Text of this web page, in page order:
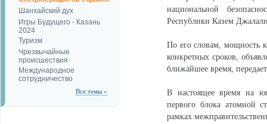
Шанхайский дух
Игры Будущего - Казань
2024
Туризм
Чрезвычайные
происшествия
Международное
сотрудничество
Все темы »
национальной
Республики Казем
По его словам, мощность
конкретных сроков,
ближайшее время,
В настоящее время на
первого блока атомной
рамках